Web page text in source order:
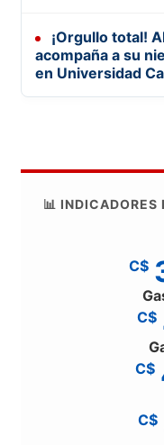
¡Orgullo total!
acompaña a su
en Universidad
📊
C$
C$
C$
C$